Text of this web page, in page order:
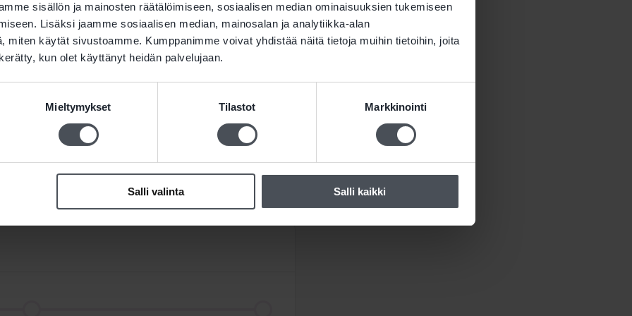
sisällön ja mainosten räätälöimiseen, sosiaalisen median ominaisuuksien tukemiseen
Lisäksi jaamme sosiaalisen median, mainosalan ja analytiikka-alan
miten käytät sivustoamme. Kumppanimme voivat yhdistää näitä tietoja muihin tietoihin, joita
kun olet käyttänyt heidän palvelujaan.
Mieltymykset Tilastot Markkinointi
Salli valinta Salli kaikki
paloturvallisuudessa ja varautumisessa!
esim. akkupalossa tai
Safetumin asiakaspalveluun